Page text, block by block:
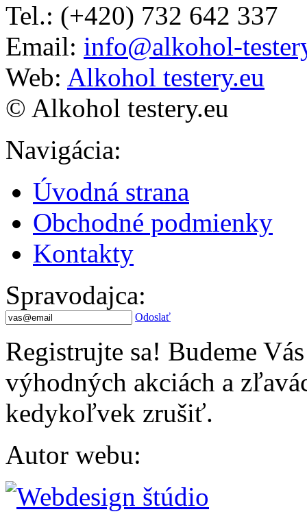
Tel.: (+420) 732 642 337
Email: info@alkohol-
Web: Alkohol testery.eu
© Alkohol testery.eu
Navigácia:
Úvodná strana
Obchodné podmienky
Kontakty
Spravodajca:
Odoslať
Registrujte sa! Budeme
výhodných akciách a
kedykoľvek zrušiť.
Autor webu: